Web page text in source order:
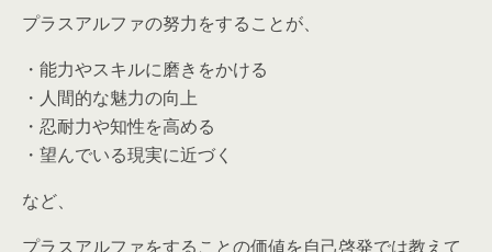
プラスアルファの努力をすることが、
・能力やスキルに磨きをかける
・人間的な魅力の向上
・忍耐力や知性を高める
・望んでいる現実に近づく
など、
プラスアルファをすることの価値を自己啓発では教えて